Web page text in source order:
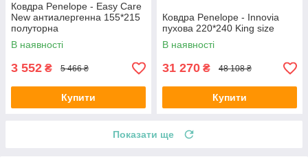
Ковдра Penelope - Easy Care
New антиалергенна 155*215
полуторна
В наявності
3 552 ₴ 5 466 ₴
Купити
Ковдра Penelope - Innovia
пухова 220*240 King size
В наявності
31 270 ₴ 48 108 ₴
Купити
Показати ще